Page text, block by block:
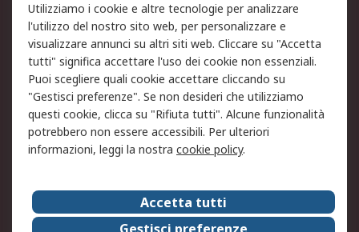
Informativa Cookie
Informativa Privacy -
Aggiornata
Email Security
Termini d'uso
Condizioni di vendita
Condizioni generali di
servizio
Etica e responsabilità
Chi Siamo
Chi Siamo
Contattaci
Supporto
ESG
Utilizziamo i cookie e altre tecnologie per analizzare
l'utilizzo del nostro sito web, per personalizzare e
visualizzare annunci su altri siti web. Cliccare su "Accetta
tutti" significa accettare l'uso dei cookie non essenziali.
Puoi scegliere quali cookie accettare cliccando su
"Gestisci preferenze". Se non desideri che utilizziamo
questi cookie, clicca su "Rifiuta tutti". Alcune funzionalità
potrebbero non essere accessibili. Per ulteriori
informazioni, leggi la nostra cookie policy.
Accetta tutti